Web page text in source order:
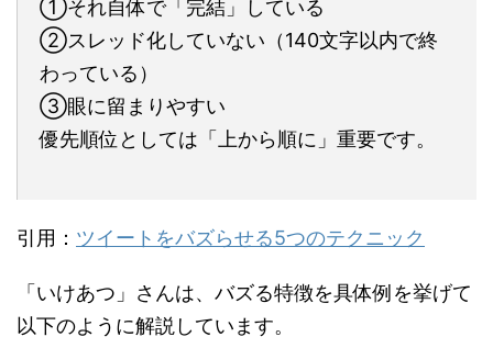
①それ自体で「完結」している
②スレッド化していない（140文字以内で終
わっている）
③眼に留まりやすい
優先順位としては「上から順に」重要です。
引用： ツイートをバズらせる5つのテクニック
「いけあつ」さんは、バズる特徴を具体例を挙げて
以下のように解説しています。